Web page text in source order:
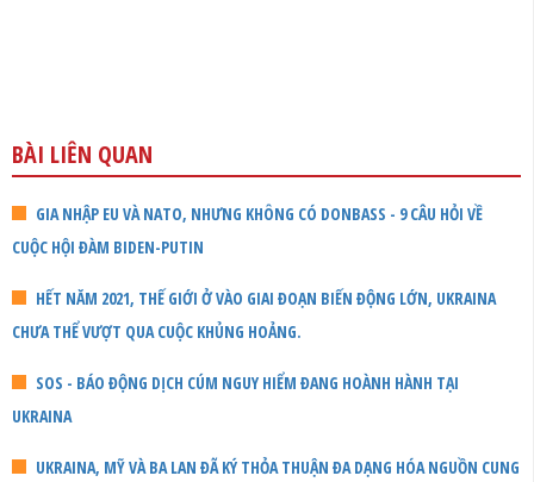
BÀI LIÊN QUAN
GIA NHẬP EU VÀ NATO, NHƯNG KHÔNG CÓ DONBASS - 9 CÂU HỎI VỀ
CUỘC HỘI ĐÀM BIDEN-PUTIN
HẾT NĂM 2021, THẾ GIỚI Ở VÀO GIAI ĐOẠN BIẾN ĐỘNG LỚN, UKRAINA
CHƯA THỂ VƯỢT QUA CUỘC KHỦNG HOẢNG.
SOS - BÁO ĐỘNG DỊCH CÚM NGUY HIỂM ĐANG HOÀNH HÀNH TẠI
UKRAINA
UKRAINA, MỸ VÀ BA LAN ĐÃ KÝ THỎA THUẬN ĐA DẠNG HÓA NGUỒN CUNG